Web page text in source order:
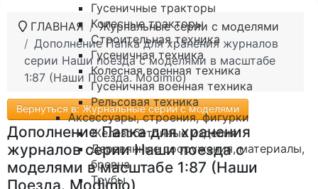
Гусеничные тракторы
Колесные тракторы
Строительная техника
Гусеничная техника
Колесная военная техника
Гусеничная военная техника
Рельсовая техника
Аксессуары, строения, фигурки
Железобетонные изделия
Деревянные сооружения, материалы,
бревна
Трубы
ГЛАВНАЯ
Журнальные серии с моделями
Дополнение Папка для хранения журналов
серии Наши поезда с моделями в масштабе
1:87 (Наши Поезда. Modimio)
Вернуться в: Журнальные серии с моделями
Дополнение Папка для хранения
журналов серии Наши поезда с
моделями в масштабе 1:87 (Наши
Поезда. Modimio)